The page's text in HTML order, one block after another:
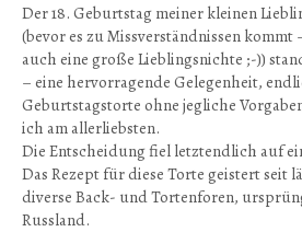
Der 18. Geburtstag meiner kleinen
(bevor es zu Missverständnissen kommt
auch eine große Lieblingsnichte ;-))
– eine hervorragende Gelegenheit,
Geburtstagstorte ohne jegliche
ich am allerliebsten.
Die Entscheidung fiel letztendlich auf
Das Rezept für diese Torte geistert seit
diverse Back- und Tortenforen,
Russland.